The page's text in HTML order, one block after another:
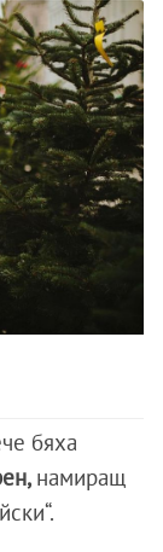
бяха
намиращ